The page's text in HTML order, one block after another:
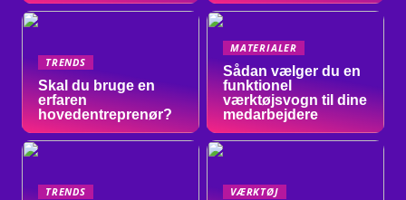
TRENDS
Skal du bruge en
erfaren
hovedentreprenør?
MATERIALER
Sådan vælger du en
funktionel
værktøjsvogn til dine
medarbejdere
TRENDS VÆRKTØJ